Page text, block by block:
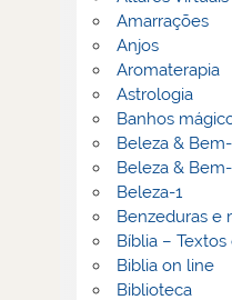
Amarrações
Anjos
Aromaterapia
Astrologia
Banhos
Beleza &
Beleza &
Beleza-1
Benzeduras e
Bíblia –
Biblia on line
Biblioteca